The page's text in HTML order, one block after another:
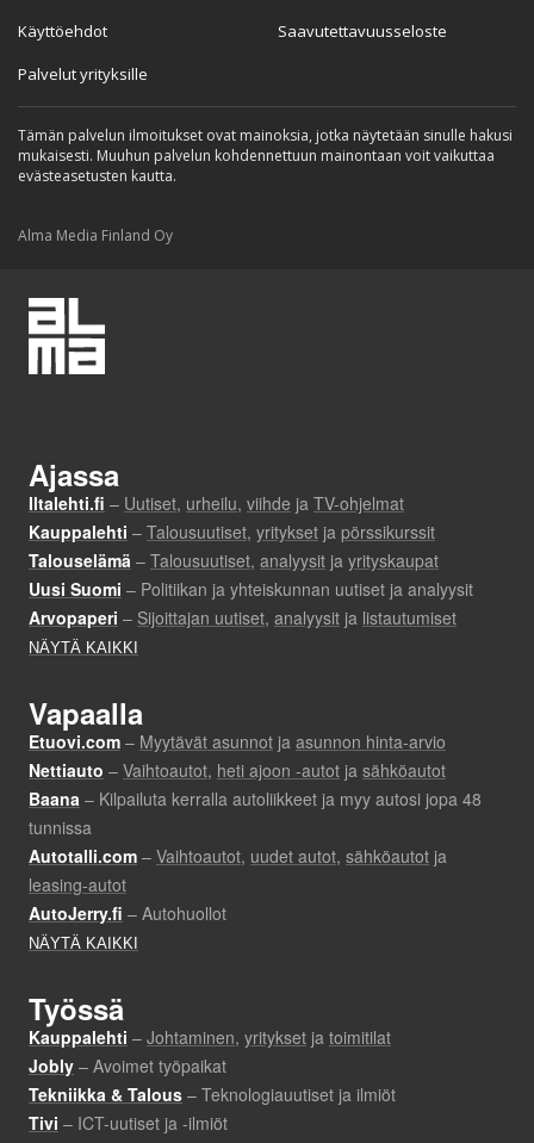
Käyttöehdot
Palvelut yrityksille
Saavutettavuusseloste
Tämän palvelun ilmoitukset ovat mainoksia, jotka näytetään sinulle hakusi
mukaisesti. Muuhun palvelun kohdennettuun mainontaan voit vaikuttaa
evästeasetusten kautta.
Alma Media Finland Oy